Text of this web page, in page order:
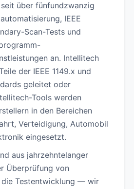
über fünfundzwanzig
IEEE
Scan-Tests und
an. Intellitech
der IEEE 1149.x und
geleitet oder
Tools werden
in den Bereichen
Verteidigung, Automobil
eingesetzt.
aus jahrzehntelanger
Überprüfung von
die Testentwicklung — wir